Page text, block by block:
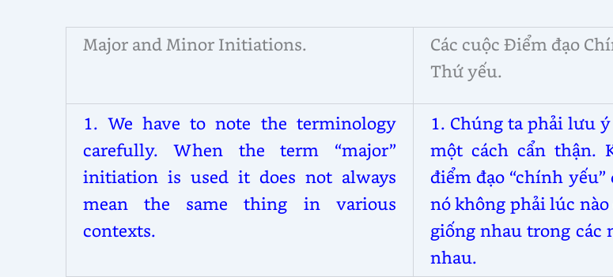
Major and Minor Initiations.
Các cuộc Điểm đạo
Thứ yếu.
1. We have to note the terminology
carefully. When the term “major”
initiation is used it does not always
mean the same thing in various
contexts.
1. Chúng ta phải lưu
một cách cẩn thận.
điểm đạo “chính
nó không phải lúc
giống nhau trong các
nhau.